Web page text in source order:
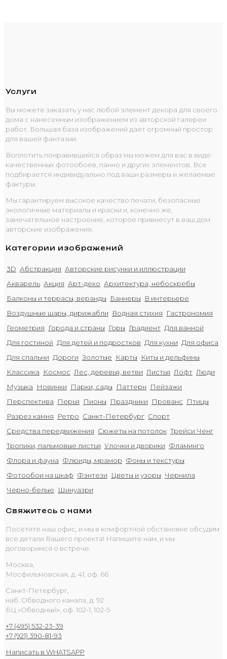
Услуги
Вы можете заказать у нас любой элемент декора для своего
дома с нанесенным изображением из авторской галереи
работ. Большая база изображений дает огромный простор
для вашей фантазии.
Воплотить понравившийся образ мы можем для вас в виде
качественных фотообоев, панно и других элементов. Все
подбирается индивидуально под ваши размеры и желаемые
фактуры.
Мы гарантируем высокое качество печати, безопасные
экологичные материалы и краски и, конечно же,
замечательное настроение, которое привнесут в ваш дом
авторские изображения.
Категории изображений
3D Абстракция Авторские рисунки и иллюстрации
Акварель Акция Арт-деко Архитектура, небоскребы
Балконы и террасы, веранды
Баннеры
В интерьере
Воздушные шары, дирижабли
Водная стихия
Гастрономия
Геометрия
Города и страны Горы Градиент Для ванной
Для гостиной Для детей и подростков Для кухни Для офиса
Для спальни Дороги Золотые Карты
Киты и дельфины
Классика
Космос Лес, деревья, ветви Листья Лофт Люди
Музыка
Новинки Парки, сады Паттерн
Пейзажи
Перспектива
Перья Пионы Праздники Прованс
Птицы
Разрез камня
Ретро Санкт-Петербург Спорт
Средства передвижения Сюжеты на потолок Трейси Ченг
Тропики, пальмовые листья Улочки и дворики Фламинго
Флора и фауна Флюиды, мрамор Фоны и текстуры
Фотообои на шкаф Фэнтези Цветы и узоры Чернила
Черно-белые
Шинуазри
Свяжитесь с нами
Посетите наш офис, и мы в комфортной обстановке обсудим
все детали Вашего проекта! Напишите нам, и мы
договоримся о встрече.
Москва,
Мосфильмовская, д. 41, оф. 66
Санкт-Петербург,
наб. Обводного канала, д. 92
БЦ «Обводный», оф. 102-1, 102-5
+7 (495) 532-23-39
+7 (921) 390-81-93
Написать в WHATSAPP